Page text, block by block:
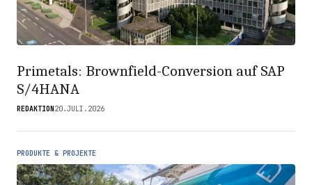
Primetals: Brownfield-Conversion auf SAP
S/4HANA
REDAKTION 20.JULI.2026
PRODUKTE & PROJEKTE